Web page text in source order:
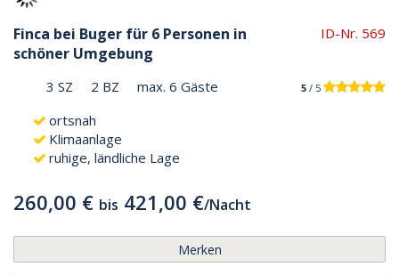
Finca bei Buger für 6 Personen in
schöner Umgebung
ID-Nr. 569
3 SZ 2 BZ max. 6 Gäste 5 / 5
ortsnah
Klimaanlage
ruhige, ländliche Lage
260,00 € bis 421,00 €/Nacht
Merken